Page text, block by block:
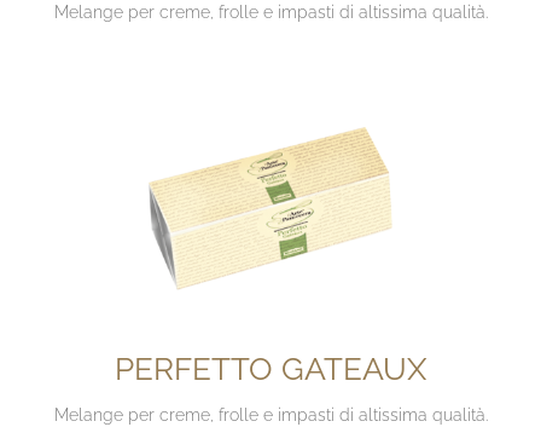
Melange per creme, frolle e impasti di altissima qualità.
PERFETTO GATEAUX
Melange per creme, frolle e impasti di altissima qualità.